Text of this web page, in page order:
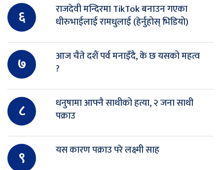
६
राजदेवी मन्दिरमा TikTok बनाउन गएका
धीरुभाईलाई रामधुलाई (हेर्नुहोस् भिडियो)
७
आज चैते दशैं पर्व मनाइँदै, के छ यसको महत्व
?
८
धनुषामा आफ्नै साथीको हत्या, २ जना साथी
पक्राउ
९ यस कारण पक्राउ परे लक्ष्मी साह